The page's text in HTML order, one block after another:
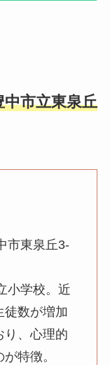
中市立東泉丘
市東泉丘3-
小学校。近
徒数が増加
り、心理的
特徴。